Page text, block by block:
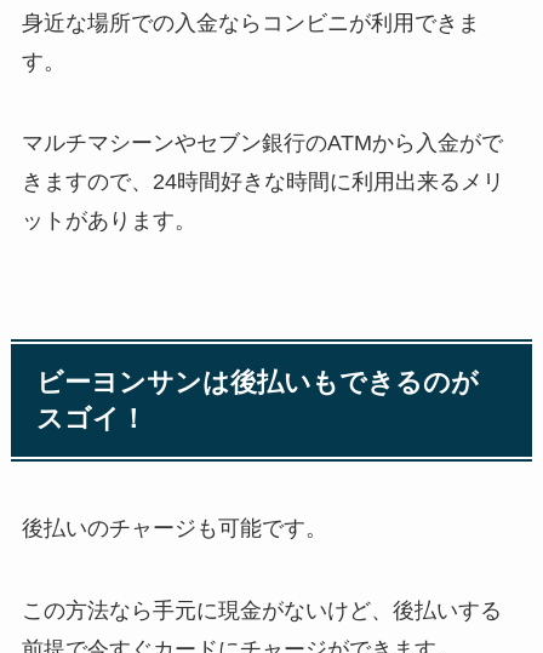
身近な場所での入金ならコンビニが利用できま
す。
マルチマシーンやセブン銀行のATMから入金がで
きますので、24時間好きな時間に利用出来るメリ
ットがあります。
ビーヨンサンは後払いもできるのが
スゴイ！
後払いのチャージも可能です。
この方法なら手元に現金がないけど、後払いする